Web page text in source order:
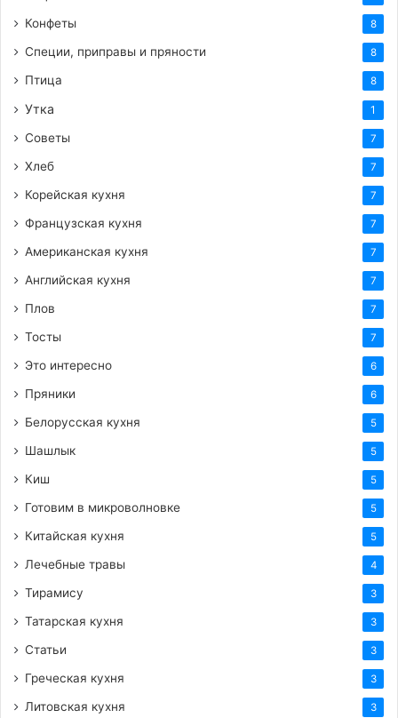
Конфеты 8
Специи, приправы и пряности 8
Птица 8
Утка 1
Советы 7
Хлеб 7
Корейская кухня 7
Французская кухня 7
Американская кухня 7
Английская кухня 7
Плов 7
Тосты 7
Это интересно 6
Пряники 6
Белорусская кухня 5
Шашлык 5
Киш 5
Готовим в микроволновке 5
Китайская кухня 5
Лечебные травы 4
Тирамису 3
Татарская кухня 3
Статьи 3
Греческая кухня 3
Литовская кухня 3